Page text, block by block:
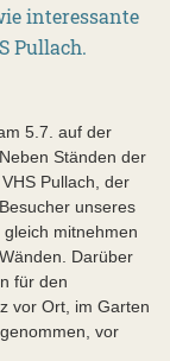
interessante
Pullach.
5.7. auf der
Ständen der
Pullach, der
unseres
mitnehmen
Darüber
für den
vor Ort, im Garten
vor